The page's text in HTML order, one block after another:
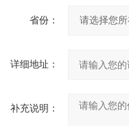
省份：
详细地址：
补充说明：